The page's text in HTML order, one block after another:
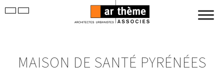
MAISON DE SANTÉ PYRÉNÉES